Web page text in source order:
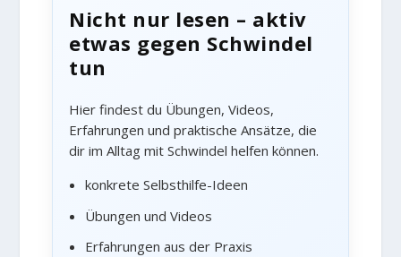
Nicht nur lesen – aktiv
etwas gegen Schwindel
tun
Hier findest du Übungen, Videos,
Erfahrungen und praktische Ansätze, die
dir im Alltag mit Schwindel helfen können.
konkrete Selbsthilfe-Ideen
Übungen und Videos
Erfahrungen aus der Praxis